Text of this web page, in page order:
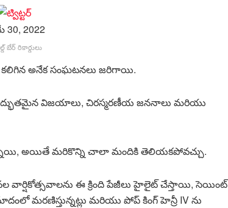
బేర్ రికార్డులు
కలిగిన అనేక సంఘటనలు జరిగాయి.
అద్భుతమైన విజయాలు, చిరస్మరణీయ జననాలు మరియు
అయితే మరికొన్ని చాలా మందికి తెలియకపోవచ్చు.
వార్షికోత్సవాలను ఈ క్రింది పేజీలు హైలైట్ చేస్తాయి, సెయింట్
మరణిస్తున్నట్లు మరియు పోప్ కింగ్ హెన్రీ IV ను